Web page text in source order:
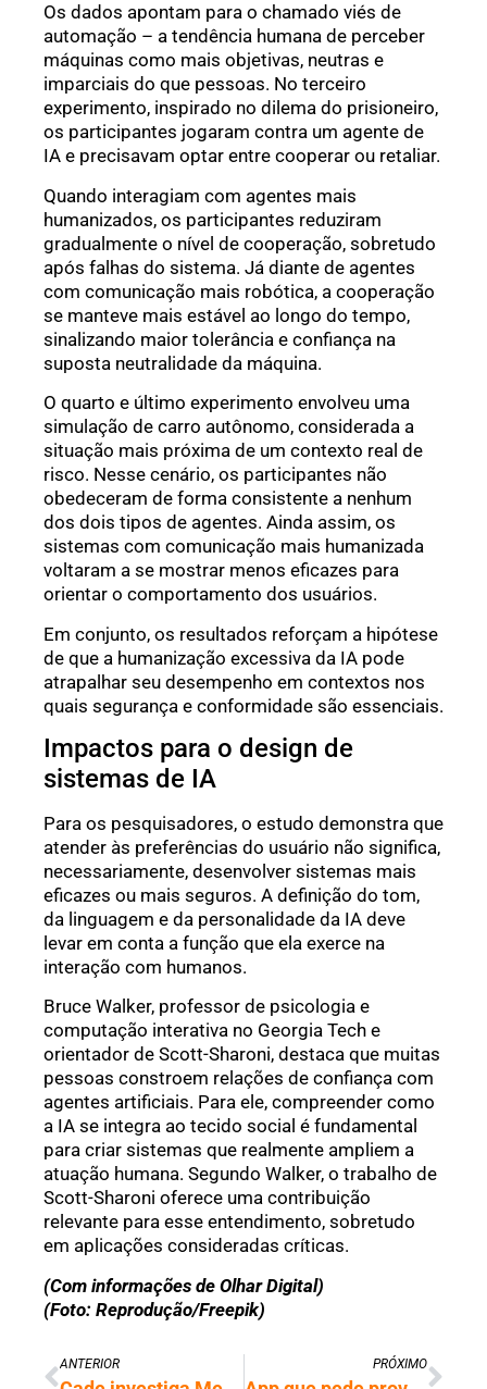
Os dados apontam para o chamado viés de
automação – a tendência humana de perceber
máquinas como mais objetivas, neutras e
imparciais do que pessoas. No terceiro
experimento, inspirado no dilema do prisioneiro,
os participantes jogaram contra um agente de
IA e precisavam optar entre cooperar ou retaliar.
Quando interagiam com agentes mais
humanizados, os participantes reduziram
gradualmente o nível de cooperação, sobretudo
após falhas do sistema. Já diante de agentes
com comunicação mais robótica, a cooperação
se manteve mais estável ao longo do tempo,
sinalizando maior tolerância e confiança na
suposta neutralidade da máquina.
O quarto e último experimento envolveu uma
simulação de carro autônomo, considerada a
situação mais próxima de um contexto real de
risco. Nesse cenário, os participantes não
obedeceram de forma consistente a nenhum
dos dois tipos de agentes. Ainda assim, os
sistemas com comunicação mais humanizada
voltaram a se mostrar menos eficazes para
orientar o comportamento dos usuários.
Em conjunto, os resultados reforçam a hipótese
de que a humanização excessiva da IA pode
atrapalhar seu desempenho em contextos nos
quais segurança e conformidade são essenciais.
Impactos para o design de
sistemas de IA
Para os pesquisadores, o estudo demonstra que
atender às preferências do usuário não significa,
necessariamente, desenvolver sistemas mais
eficazes ou mais seguros. A definição do tom,
da linguagem e da personalidade da IA deve
levar em conta a função que ela exerce na
interação com humanos.
Bruce Walker, professor de psicologia e
computação interativa no Georgia Tech e
orientador de Scott-Sharoni, destaca que muitas
pessoas constroem relações de confiança com
agentes artificiais. Para ele, compreender como
a IA se integra ao tecido social é fundamental
para criar sistemas que realmente ampliem a
atuação humana. Segundo Walker, o trabalho de
Scott-Sharoni oferece uma contribuição
relevante para esse entendimento, sobretudo
em aplicações consideradas críticas.
(Com informações de Olhar Digital)
(Foto: Reprodução/Freepik)
ANTERIOR PRÓXIMO